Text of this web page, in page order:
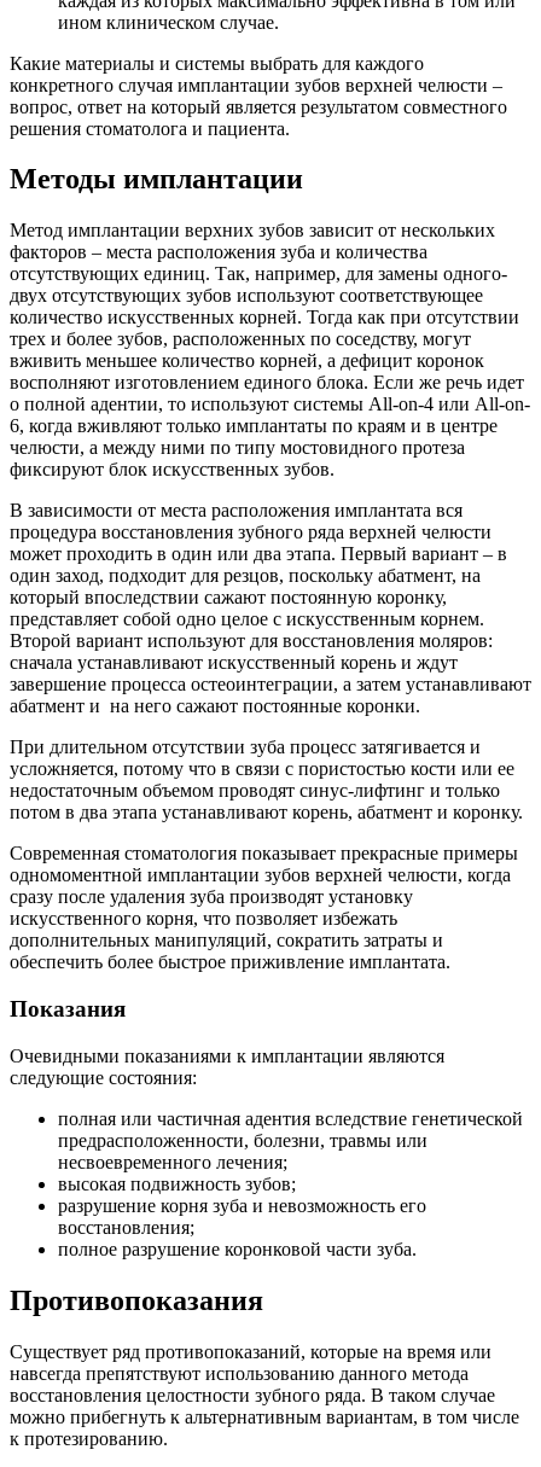
ином клиническом случае.
Какие материалы и системы выбрать для каждого
конкретного случая имплантации зубов верхней челюсти –
вопрос, ответ на который является результатом совместного
решения стоматолога и пациента.
Методы имплантации
Метод имплантации верхних зубов зависит от нескольких
факторов – места расположения зуба и количества
отсутствующих единиц. Так, например, для замены одного-
двух отсутствующих зубов используют соответствующее
количество искусственных корней. Тогда как при отсутствии
трех и более зубов, расположенных по соседству, могут
вживить меньшее количество корней, а дефицит коронок
восполняют изготовлением единого блока. Если же речь идет
о полной адентии, то используют системы All-on-4 или All-on-
6, когда вживляют только имплантаты по краям и в центре
челюсти, а между ними по типу мостовидного протеза
фиксируют блок искусственных зубов.
В зависимости от места расположения имплантата вся
процедура восстановления зубного ряда верхней челюсти
может проходить в один или два этапа. Первый вариант – в
один заход, подходит для резцов, поскольку абатмент, на
который впоследствии сажают постоянную коронку,
представляет собой одно целое с искусственным корнем.
Второй вариант используют для восстановления моляров:
сначала устанавливают искусственный корень и ждут
завершение процесса остеоинтеграции, а затем устанавливают
абатмент и на него сажают постоянные коронки.
При длительном отсутствии зуба процесс затягивается и
усложняется, потому что в связи с пористостью кости или ее
недостаточным объемом проводят синус-лифтинг и только
потом в два этапа устанавливают корень, абатмент и коронку.
Современная стоматология показывает прекрасные примеры
одномоментной имплантации зубов верхней челюсти, когда
сразу после удаления зуба производят установку
искусственного корня, что позволяет избежать
дополнительных манипуляций, сократить затраты и
обеспечить более быстрое приживление имплантата.
Показания
Очевидными показаниями к имплантации являются
следующие состояния:
полная или частичная адентия вследствие генетической
предрасположенности, болезни, травмы или
несвоевременного лечения;
высокая подвижность зубов;
разрушение корня зуба и невозможность его
восстановления;
полное разрушение коронковой части зуба.
Противопоказания
Существует ряд противопоказаний, которые на время или
навсегда препятствуют использованию данного метода
восстановления целостности зубного ряда. В таком случае
можно прибегнуть к альтернативным вариантам, в том числе
к протезированию.